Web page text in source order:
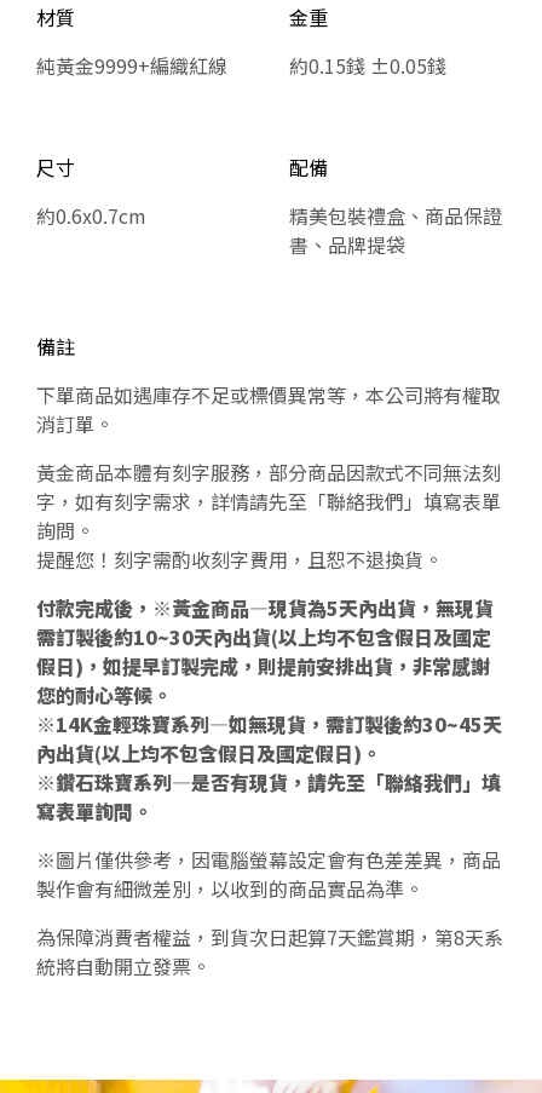
材質
純黃金9999+編織紅線
金重
約0.15錢 ±0.05錢
尺寸
約0.6x0.7cm
配備
精美包裝禮盒、商品保證
書、品牌提袋
備註
下單商品如遇庫存不足或標價異常等，本公司將有權取
消訂單。
黃金商品本體有刻字服務，部分商品因款式不同無法刻
字，如有刻字需求，詳情請先至「聯絡我們」填寫表單
詢問。
提醒您！刻字需酌收刻字費用，且恕不退換貨。
付款完成後，※黃金商品—現貨為5天內出貨，無現貨
需訂製後約10~30天內出貨(以上均不包含假日及國定
假日)，如提早訂製完成，則提前安排出貨，非常感謝
您的耐心等候。
※14K金輕珠寶系列—如無現貨，需訂製後約30~45天
內出貨(以上均不包含假日及國定假日)。
※鑽石珠寶系列—是否有現貨，請先至「聯絡我們」填
寫表單詢問。
※圖片僅供參考，因電腦螢幕設定會有色差差異，商品
製作會有細微差別，以收到的商品實品為準。
為保障消費者權益，到貨次日起算7天鑑賞期，第8天系
統將自動開立發票。